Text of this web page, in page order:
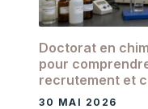
Doctorat en
pour
recrutement et
30 MAI 2026